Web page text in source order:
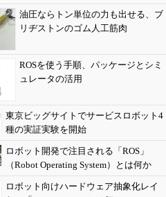
油圧ならトン単位の力も出せる、ブ
リヂストンのゴム人工筋肉
ROSを使う手順、パッケージとシミ
ュレータの活用
東京ビッグサイトでサービスロボット4
種の実証実験を開始
ロボット開発で注目される「ROS」
（Robot Operating System）とは何か
ロボット向けハードウェア抽象化レイ